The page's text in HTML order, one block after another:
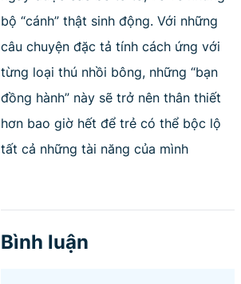
bộ “cánh” thật sinh động. Với những
câu chuyện đặc tả tính cách ứng với
từng loại thú nhồi bông, những “bạn
đồng hành” này sẽ trở nên thân thiết
hơn bao giờ hết để trẻ có thể bộc lộ
tất cả những tài năng của mình
Bình luận